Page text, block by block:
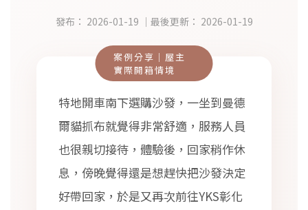
發布： 2026-01-19 ｜最後更新： 2026-01-19
案例分享｜屋主
實際開箱情境
特地開車南下選購沙發，一坐到曼德
爾貓抓布就覺得非常舒適，服務人員
也很親切接待，體驗後，回家稍作休
息，傍晚覺得還是想趕快把沙發決定
好帶回家，於是又再次前往YKS彰化